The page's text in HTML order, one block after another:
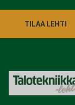
TILAA LEHTI